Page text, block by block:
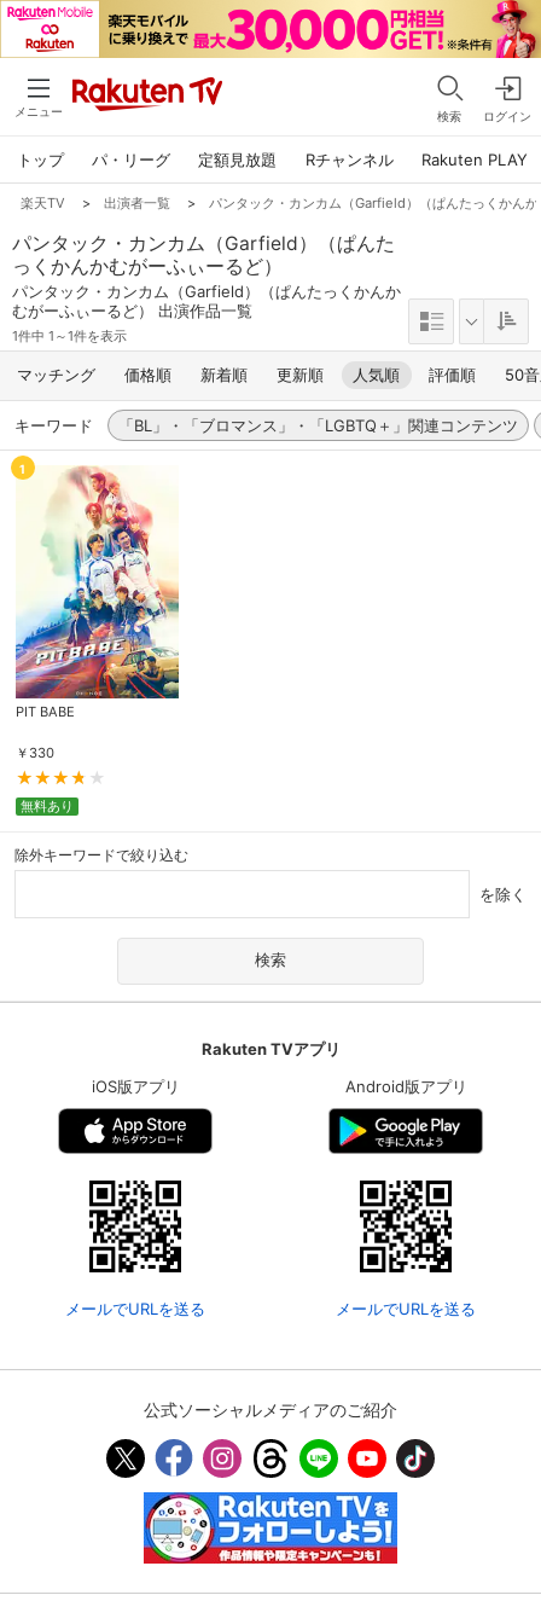
メニュー 検索 ログイン
トップ パ・リーグ 定額見放題 Rチャンネル Rakuten PLAY
楽天TV > 出演者一覧 > パンタック・カンカム（Garfield）（ぱんたっくかん
パンタック・カンカム（Garfield）（ぱんた
っくかんかむがーふぃーるど）
パンタック・カンカム（Garfield）（ぱんたっくかんか
むがーふぃーるど） 出演作品一覧
1件中 1～1件を表示
マッチング 価格順 新着順 更新順 人気順 評価順 50
キーワード 「BL」・「ブロマンス」・「LGBTQ＋」関連コンテンツ
1
PIT BABE
￥ 330
無料あり
除外キーワードで絞り込む
を除く
Rakuten TVアプリ
iOS版アプリ
メールでURLを送る
Android版アプリ
メールでURLを送る
公式ソーシャルメディアのご紹介